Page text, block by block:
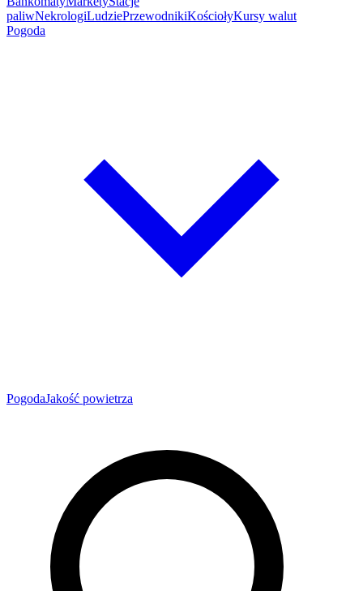
paliwNekrologiLudziePrzewodnikiKościołyKursy walut
Pogoda
PogodaJakość powietrza